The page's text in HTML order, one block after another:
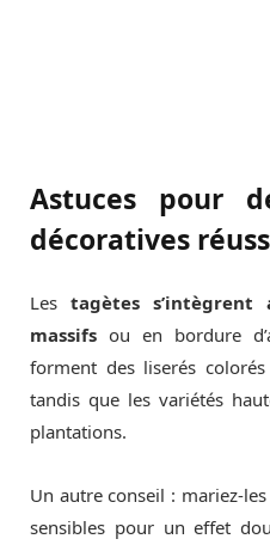
Astuces pour
décoratives
Les tagètes
massifs ou en bordure
forment des liserés
tandis que les variétés
plantations.
Un autre conseil : mariez-
sensibles pour un effet